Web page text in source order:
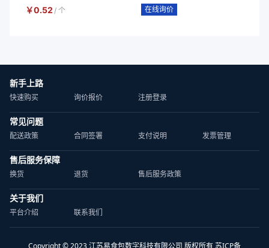
￥0.52 / 个 在线询价
新手上路
快速购买 询价报价 注册登录
常见问题
配送政策 合同签署 支付说明 发票管理
售后服务保障
换货 退货 售后服务政策
关于我们
平台介绍 联系我们
Copyright © 2023 江苏易食包数字科技有限公司 版权所有 苏ICP备